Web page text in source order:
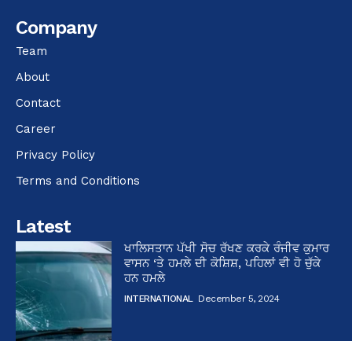
Company
Team
About
Contact
Career
Privacy Policy
Terms and Conditions
Latest
ਖਾਲਿਸਤਾਨ ਪੱਖੀ ਸੋਚ ਰੱਖਣ ਕਰਕੇ ਰੰਜੀਵ ਕੁਮਾਰ
ਵਾਸਨ ‘ਤੇ ਹਮਲੇ ਦੀ ਕੋਸ਼ਿਸ਼, ਪਹਿਲਾਂ ਵੀ ਹੋ ਚੁੱਕੇ
ਹਨ ਹਮਲੇ
INTERNATIONAL December 5, 2024